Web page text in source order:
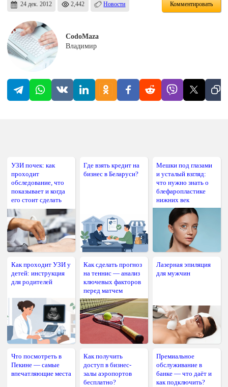
24 дек. 2012 2,442 Новости Комментировать
CodoMaza
Владимир
УЗИ почек: как
проходит
обследование, что
показывает и когда
его стоит сделать
Где взять кредит на
бизнес в Беларуси?
Мешки под глазами
и усталый взгляд:
что нужно знать о
блефаропластике
нижних век
Как проходит УЗИ у
детей: инструкция
для родителей
Как сделать прогноз
на теннис — анализ
ключевых факторов
перед матчем
Лазерная эпиляция
для мужчин
Что посмотреть в
Пекине — самые
впечатляющие места
Как получить
доступ в бизнес-
залы аэропортов
бесплатно?
Премиальное
обслуживание в
банке — что даёт и
как подключить?